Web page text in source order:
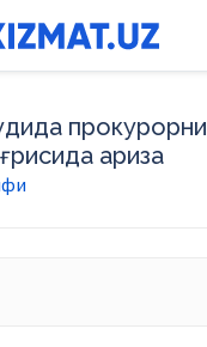
прокурорни
ариза